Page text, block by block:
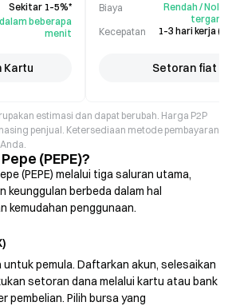
Sekitar 1–5%*
beberapa
menit
Kartu
Biaya
Rendah / Nol
Kecepatan
1–3 hari kerja
Setoran fiat
estimasi dan dapat berubah. Harga P2P
penjual. Ketersediaan metode pembayaran
(PEPE)?
(PEPE) melalui tiga saluran utama,
keunggulan berbeda dalam hal
kemudahan penggunaan.
pemula. Daftarkan akun, selesaikan
setoran dana melalui kartu atau bank
pembelian. Pilih bursa yang